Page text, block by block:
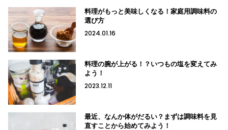
料理がもっと美味しくなる！家庭用調味料の
選び方
2024.01.16
料理の腕が上がる！？いつもの塩を変えてみ
よう！
2023.12.11
最近、なんか体がだるい？まずは調味料を見
直すことから始めてみよう！